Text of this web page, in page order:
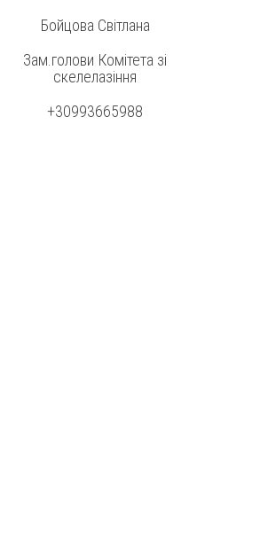
Бойцова Світлана
Зам.голови Комітета зі
скелелазіння
+30993665988